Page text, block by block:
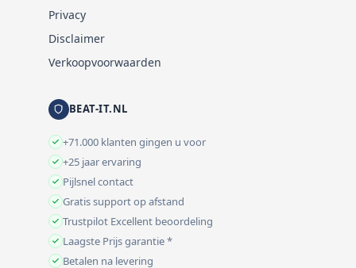
Privacy
Disclaimer
Verkoopvoorwaarden
BEAT-IT.NL
+71.000 klanten gingen u voor
+25 jaar ervaring
Pijlsnel contact
Gratis support op afstand
Trustpilot Excellent beoordeling
Laagste Prijs garantie *
Betalen na levering